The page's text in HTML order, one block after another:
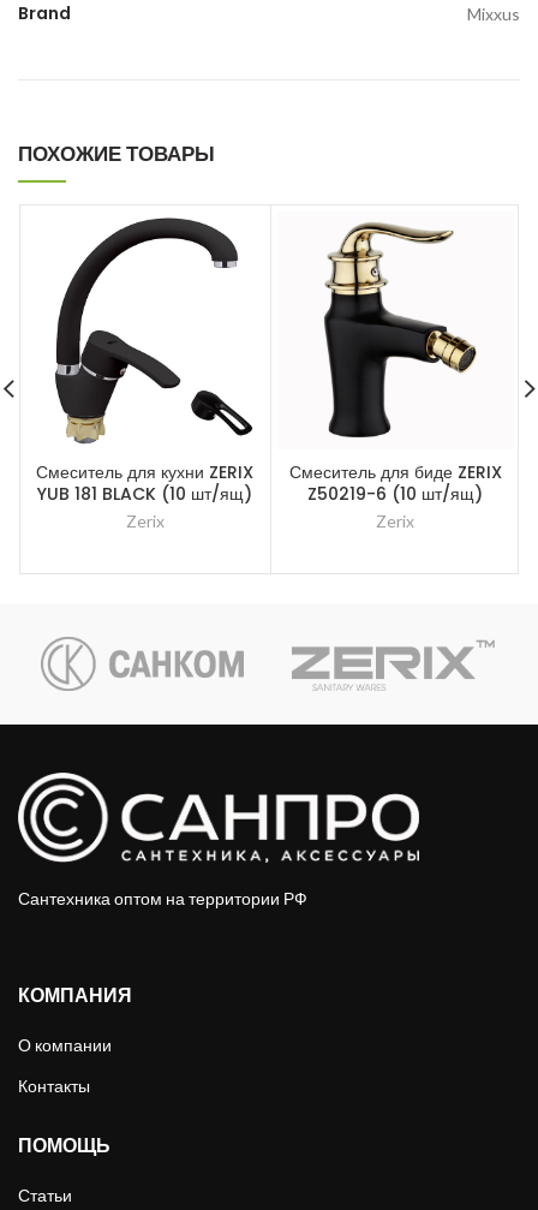
Brand Mixxus
ПОХОЖИЕ ТОВАРЫ
Смеситель для кухни ZERIX
YUB 181 BLACK (10 шт/ящ)
Zerix
Смеситель для биде ZERIX
Z50219-6 (10 шт/ящ)
Zerix
Сантехника оптом на территории РФ
КОМПАНИЯ
О компании
Контакты
ПОМОЩЬ
Статьи